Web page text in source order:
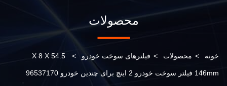
محصولات
خونه > محصولات > فیلترهای سوخت خودرو >
54.5 X 8 X
146mm فیلتر سوخت خودرو 2 اینچ برای چندین خودرو 96537170